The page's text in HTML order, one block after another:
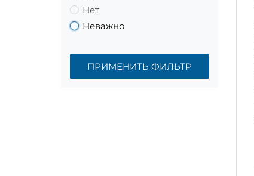
Нет
Неважно
ПРИМЕНИТЬ ФИЛЬТР